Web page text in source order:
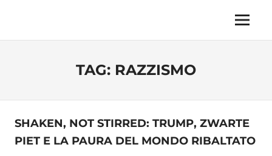
content
imprescindibile,
da
anche
in
Menu
TAG: RAZZISMO
SHAKEN, NOT STIRRED: TRUMP, ZWARTE
PIET E LA PAURA DEL MONDO RIBALTATO